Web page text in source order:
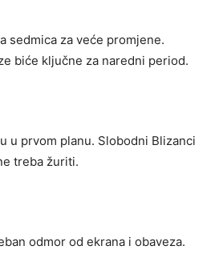
sedmica za veće promjene.
biće ključne za naredni period.
u prvom planu. Slobodni Blizanci
treba žuriti.
odmor od ekrana i obaveza.